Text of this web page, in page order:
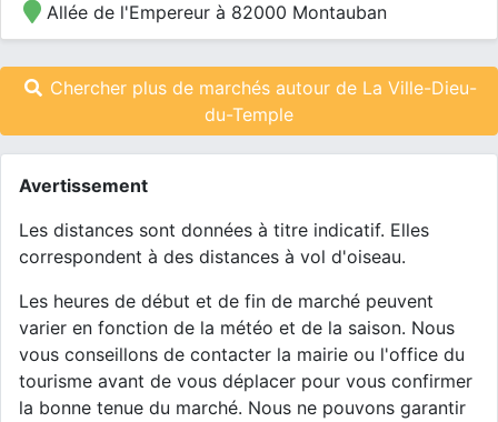
Allée de l'Empereur à 82000 Montauban
Chercher plus de marchés autour de La Ville-Dieu-
du-Temple
Avertissement
Les distances sont données à titre indicatif. Elles
correspondent à des distances à vol d'oiseau.
Les heures de début et de fin de marché peuvent
varier en fonction de la météo et de la saison. Nous
vous conseillons de contacter la mairie ou l'office du
tourisme avant de vous déplacer pour vous confirmer
la bonne tenue du marché. Nous ne pouvons garantir